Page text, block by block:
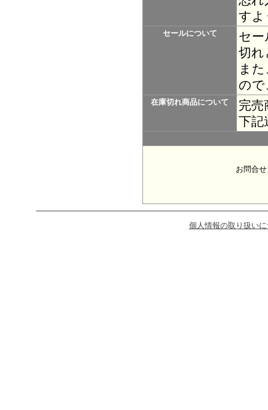
すよ
セールについて
セ
切れ
ま
ので
在庫切れ商品について
完
下記
お問合
個人情報の取り扱い